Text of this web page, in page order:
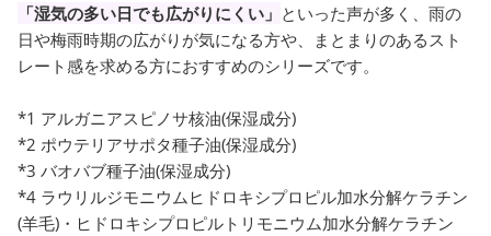
「湿気の多い日でも広がりにくい」 といった声が多く、雨の
日や梅雨時期の広がりが気になる方や、まとまりのあるスト
レート感を求める方におすすめのシリーズです。
*1 アルガニアスピノサ核油(保湿成分)
*2 ポウテリアサポタ種子油(保湿成分)
*3 バオバブ種子油(保湿成分)
*4 ラウリルジモニウムヒドロキシプロピル加水分解ケラチン
(羊毛)・ヒドロキシプロピルトリモニウム加水分解ケラチン